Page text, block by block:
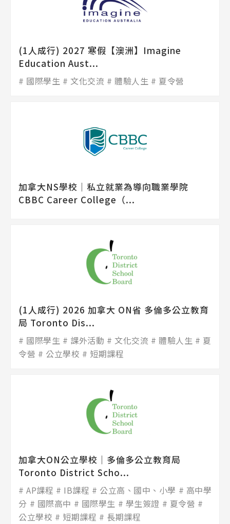
(1人成行) 2027 寒假【澳洲】Imagine
Education Aust...
國際學生 文化交流 體驗人生 夏令營
加拿大NS學校│私立就業為導向職業學院
CBBC Career College（...
(1人成行) 2026 加拿大 ON省 多倫多公立教育
局 Toronto Dis...
國際學生 課外活動 文化交流 體驗人生
夏
令營
公立學校 短期課程
加拿大ON公立學校│多倫多公立教育局
Toronto District Scho...
AP課程 IB課程 公立高、國中、小學
高中學
分
國際高中 國際學生 學生簽證
夏令營
公立學校
短期課程 長期課程